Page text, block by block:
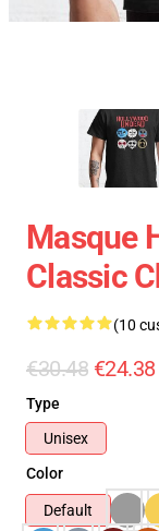
Masque
Classic
(10
€30.48 €24.38
Type
Unisex
Color
Default